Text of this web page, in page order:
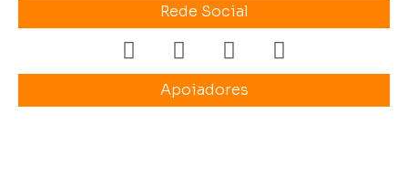
Rede Social
Apoiadores